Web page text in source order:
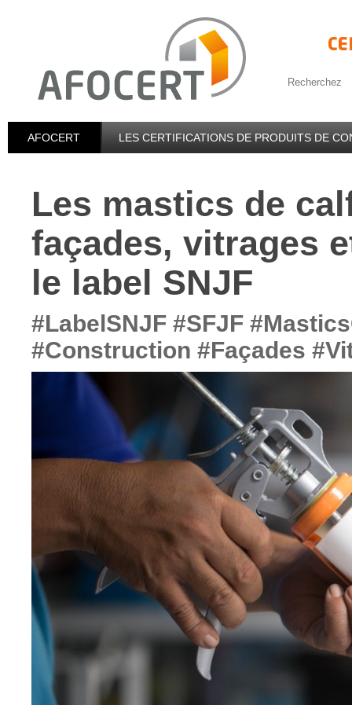
Recherchez
AFOCERT LES CERTIFICATIONS DE PRODUITS DE
Les mastics de
façades, vitrages
le label SNJF
#LabelSNJF #SFJF
#Construction #Façades